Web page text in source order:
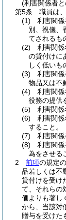
(利害関係者
第5条
職員は
(1)
利害関
別、祝儀、
てされるも
(2)
利害関
の貸付けに
しく低いも
(3)
利害関
物品又は不
(4)
利害関
役務の提供
(5)
利害関係
(6)
利害関
すること。
(7)
利害関係
(8)
利害関
為をさせる
2
前項の規定
品若しくは不
貸付けを受け
て、それらの
価よりも著し
から、当該対
贈与を受けた